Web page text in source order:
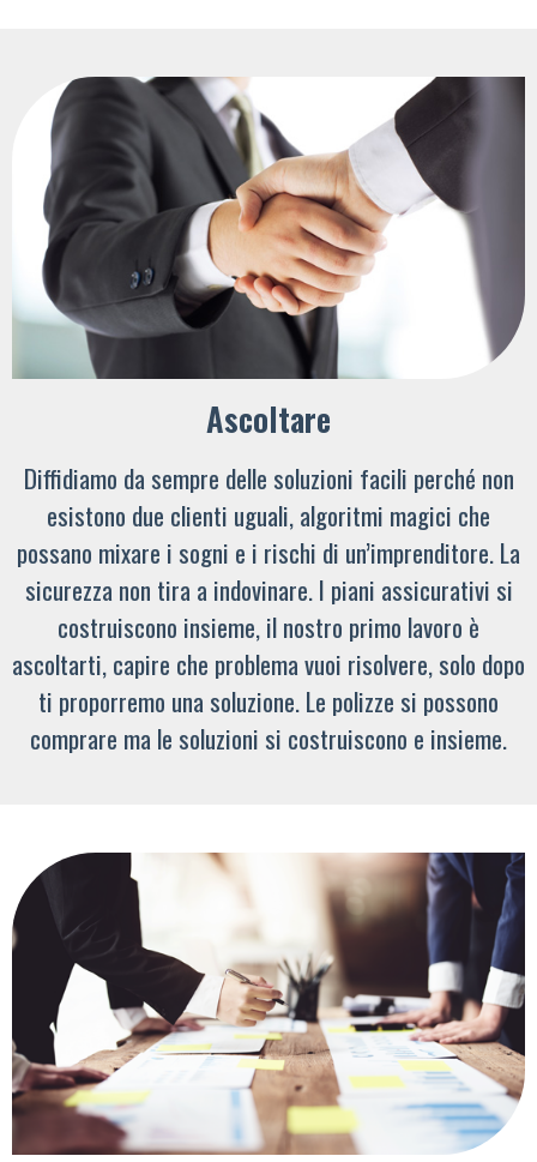
Ascoltare
Diffidiamo da sempre delle soluzioni facili perché non
esistono due clienti uguali, algoritmi magici che
possano mixare i sogni e i rischi di un’imprenditore. La
sicurezza non tira a indovinare. I piani assicurativi si
costruiscono insieme, il nostro primo lavoro è
ascoltarti, capire che problema vuoi risolvere, solo dopo
ti proporremo una soluzione. Le polizze si possono
comprare ma le soluzioni si costruiscono e insieme.